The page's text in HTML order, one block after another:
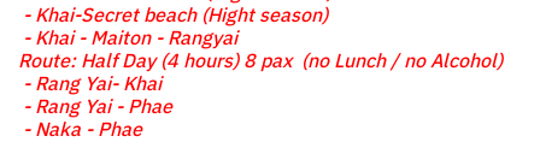
- Khai-Secret beach (Hight season)
- Khai - Maiton - Rangyai
Route: Half Day (4 hours) 8 pax (no Lunch / no Alcohol)
- Rang Yai- Khai
- Rang Yai - Phae
- Naka - Phae